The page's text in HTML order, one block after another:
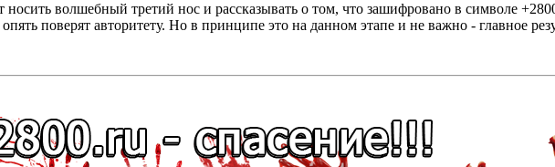
волшебный третий нос и рассказывать о том, что зашифровано в символе
поверят авторитету. Но в принципе это на данном этапе и не важно - главное